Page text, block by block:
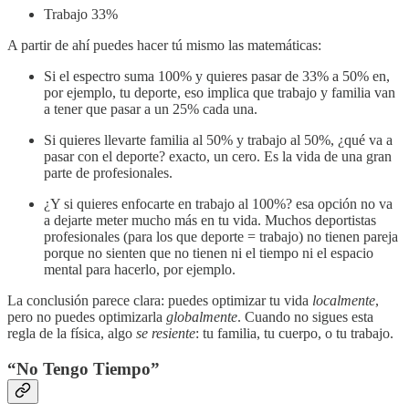
Trabajo 33%
A partir de ahí puedes hacer tú mismo las matemáticas:
Si el espectro suma 100% y quieres pasar de 33% a 50% en,
por ejemplo, tu deporte, eso implica que trabajo y familia van
a tener que pasar a un 25% cada una.
Si quieres llevarte familia al 50% y trabajo al 50%, ¿qué va a
pasar con el deporte? exacto, un cero. Es la vida de una gran
parte de profesionales.
¿Y si quieres enfocarte en trabajo al 100%? esa opción no va
a dejarte meter mucho más en tu vida. Muchos deportistas
profesionales (para los que deporte = trabajo) no tienen pareja
porque no sienten que no tienen ni el tiempo ni el espacio
mental para hacerlo, por ejemplo.
La conclusión parece clara: puedes optimizar tu vida localmente,
pero no puedes optimizarla globalmente. Cuando no sigues esta
regla de la física, algo se resiente: tu familia, tu cuerpo, o tu trabajo.
“No Tengo Tiempo”